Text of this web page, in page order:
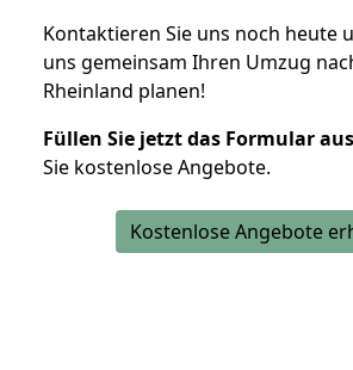
Kontaktieren Sie uns noch heute
uns gemeinsam Ihren Umzug
Rheinland planen!
Füllen Sie jetzt das Formular aus
Sie kostenlose Angebote.
Kostenlose Angebote